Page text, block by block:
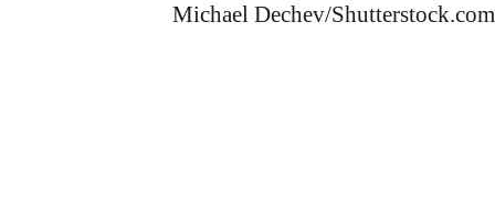
Michael Dechev/Shutterstock.com